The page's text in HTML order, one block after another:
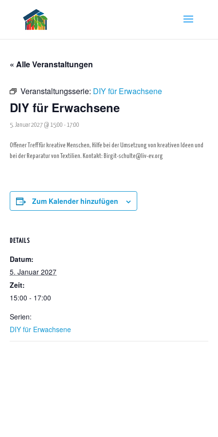
« Alle Veranstaltungen
Veranstaltungsserie: DIY für Erwachsene
DIY für Erwachsene
5. Januar 2027 @ 15:00 - 17:00
Offener Treff für kreative Menschen, Hilfe bei der Umsetzung von kreativen Ideen und
bei der Reparatur von Textilien. Kontakt: Birgit-schulte@liv-ev.org
Zum Kalender hinzufügen
DETAILS
Datum:
5. Januar 2027
Zeit:
15:00 - 17:00
Serien:
DIY für Erwachsene